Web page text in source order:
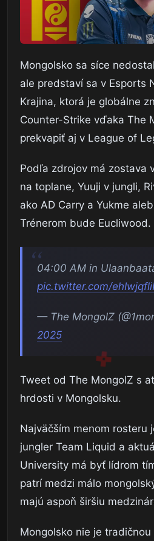
Mongolsko sa síce
ale predstaví sa v Esports
Krajina, ktorá je globálne
Counter-Strike vďaka The
prekvapiť aj v League of
Podľa zdrojov má zostava
na toplane, Yuuji v jungli,
ako AD Carry a Yukme
Trénerom bude Eucliwood.
04:00 AM in
pic.twitter.com/
— The MongolZ
2025
Tweet od The MongolZ s
hrdosti v Mongolsku.
Najväčším menom rosteru
jungler Team Liquid a
University má byť lídrom
patrí medzi málo
majú aspoň širšiu
Mongolsko nie je